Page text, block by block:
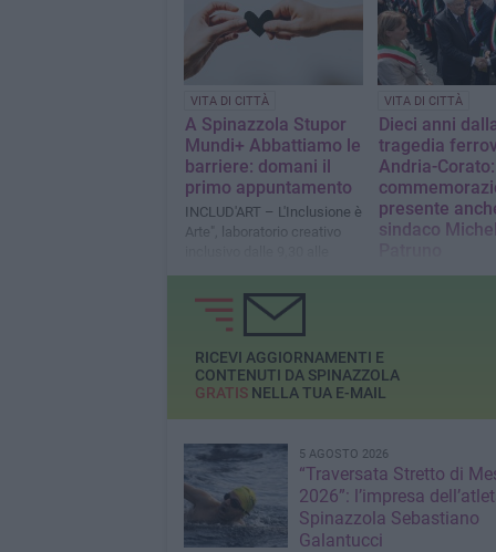
VITA DI CITTÀ
A Spinazzola Stupor
Mundi+ Abbattiamo le
barriere: domani il
primo appuntamento
INCLUD'ART – L'Inclusione è
Arte", laboratorio creativo
12,30
VITA DI CITTÀ
Dieci anni
tragedia
Andria-
presente
sindaco
Ieri alla cerimonia
RICEVI AGGIORNAMENTI E
CONTENUTI DA SPINAZZOLA
GRATISNELLA TUA E-MAIL
5 AGOSTO 2026
“Traversata Stretto di
2026”: l’impresa
Spinazzola Sebastiano
Galantucci